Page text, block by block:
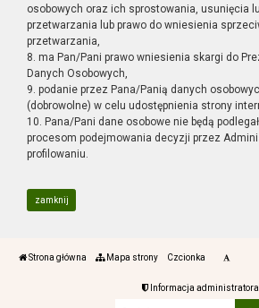
osobowych oraz ich sprostowania, usunięcia
przetwarzania lub prawo do wniesienia
przetwarzania,
8. ma Pan/Pani prawo wniesienia skargi do
Danych Osobowych,
9. podanie przez Pana/Panią danych
(dobrowolne) w celu udostępnienia strony
10. Pana/Pani dane osobowe nie będą
procesom podejmowania decyzji przez
profilowaniu.
zamknij
Strona główna Mapa strony Czcionka
Informacja administratora